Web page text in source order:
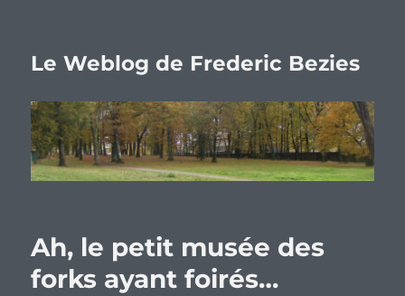
Le Weblog de Frederic Bezies
Ah, le petit musée des
forks ayant foirés…